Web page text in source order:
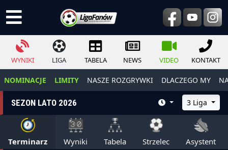
WYNIKI LIGA TABELA NEWS VIDEO KONTAKT
NOMINACJE LIMITY NASZE ROZGRYWKI DLACZEGO MY
SEZON LATO 2026 3 Liga
Terminarz Wyniki Tabela Strzelec Asystent